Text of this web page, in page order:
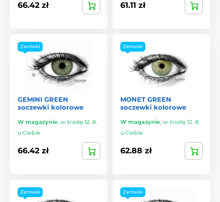
66.42 zł 61.11 zł
Zerówki
GEMINI GREEN
soczewki kolorowe
W magazynie, w środę 12. 8.
u Ciebie
66.42 zł
Zerówki
MONET GREEN
soczewki kolorowe
W magazynie, w środę 12. 8.
u Ciebie
62.88 zł
Zerówki Zerówki